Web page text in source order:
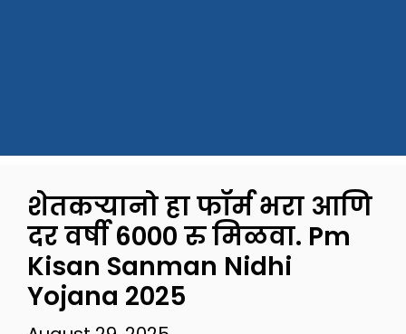
शेतकऱ्यानो हा फॉर्म भरा आणि
दर वर्षी 6000 रु मिळवा. Pm
Kisan Sanman Nidhi
Yojana 2025